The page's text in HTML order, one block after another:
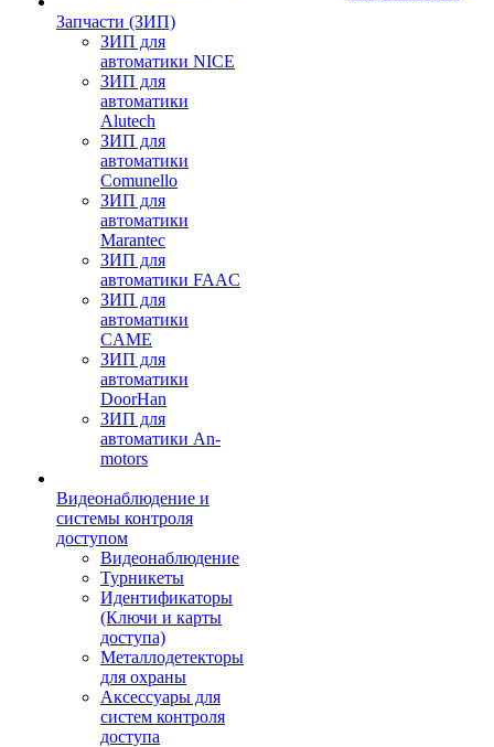
Запчасти (ЗИП)
ЗИП для
автоматики NICE
ЗИП для
автоматики
Alutech
ЗИП для
автоматики
Comunello
ЗИП для
автоматики
Marantec
ЗИП для
автоматики FAAC
ЗИП для
автоматики
CAME
ЗИП для
автоматики
DoorHan
ЗИП для
автоматики An-
motors
Видеонаблюдение и
системы контроля
доступом
Видеонаблюдение
Турникеты
Идентификаторы
(Ключи и карты
доступа)
Металлодетекторы
для охраны
Аксессуары для
систем контроля
доступа